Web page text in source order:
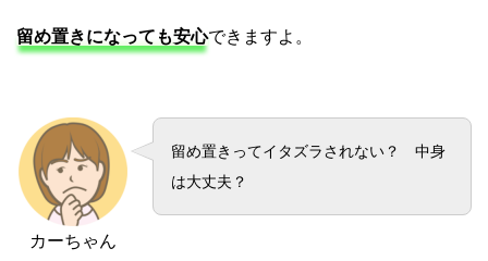
留め置きになっても安心できますよ。
カーちゃん
留め置きってイタズラされない？ 中身
は大丈夫？